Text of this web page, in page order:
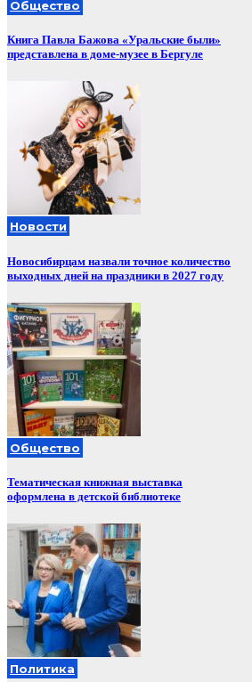
Общество
Книга Павла Бажова «Уральские были»
представлена в доме-музее в Бергуле
Новости
Новосибирцам назвали точное количество
выходных дней на праздники в 2027 году
Общество
Тематическая книжная выставка
оформлена в детской библиотеке
Политика